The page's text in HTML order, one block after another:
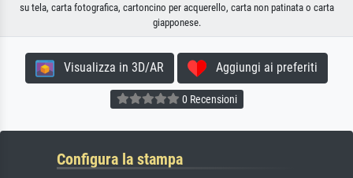
su tela, carta fotografica, cartoncino per acquerello, carta non patinata o carta
giapponese.
Visualizza in 3D/AR Aggiungi ai preferiti
0 Recensioni
Configura la stampa